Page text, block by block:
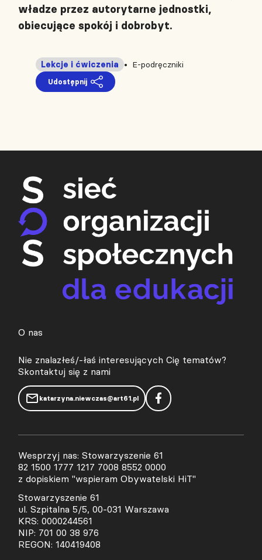
władze przez autorytarne jednostki,
obiecujące spokój i dobrobyt.
E-podręczniki
Lekcje i ćwiczenia
Udostępnij
O nas
Nie znalazłeś/-łaś interesujących Cię tematów?
Skontaktuj się z nami
katarzyna.niewczas@art61.pl
Wesprzyj nas: Stowarzyszenie 61
82 1500 1777 1217 7008 8552 0000
z dopiskiem "wspieram Obywatelski HiT"
Stowarzyszenie 61
ul. Szpitalna 5/5, 00-031 Warszawa
KRS: 0000244561
NIP: 701 00 38 976
REGON: 140419408